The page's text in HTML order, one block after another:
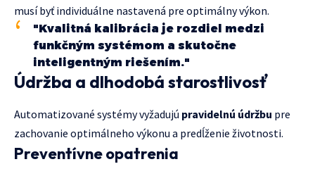
musí byť individuálne nastavená pre optimálny výkon.
"Kvalitná kalibrácia je rozdiel medzi
funkčným systémom a skutočne
inteligentným riešením."
Údržba a dlhodobá starostlivosť
Automatizované systémy vyžadujú pravidelnú údržbu pre
zachovanie optimálneho výkonu a predĺženie životnosti.
Preventívne opatrenia